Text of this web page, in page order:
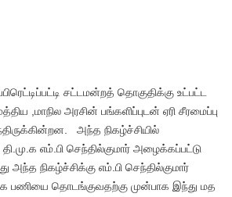
சட்டமன்றத் தொகுதிக்கு உட்பட்ட
,மாநில அரசின் பங்களிப்புடன் ஏரி சீரமைப்பு
அந்த நிகழ்ச்சியில்
தி.மு.க எம்.பி செந்தில்குமார் அழைக்கப்பட்டு
நிகழ்ச்சிக்கு எம்.பி செந்தில்குமார்
பணியை தொடங்குவதற்கு முன்பாக இந்து மத